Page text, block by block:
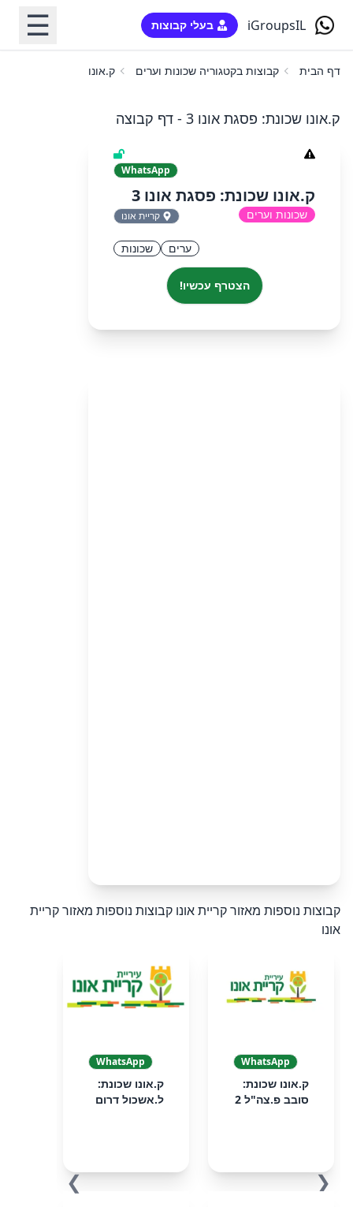
iGroupsIL בעלי קבוצות ☰
דף הבית קבוצות בקטגוריה שכונות וערים ק.אונו שכונת: פסגת אונו 3
ק.אונו שכונת: פסגת אונו 3 - דף קבוצה
WhatsApp
ק.אונו שכונת: פסגת אונו 3
שכונות וערים קריית אונו
ערים שכונות
הצטרף עכשיו!
קבוצות נוספות מאזור קריית אונו קבוצות נוספות מאזור קריית
אונו
❮
WhatsApp
ק.אונו שכונת:
סובב פ.צה"ל 2
WhatsApp
ק.אונו שכונת:
ל.אשכול דרום
❯